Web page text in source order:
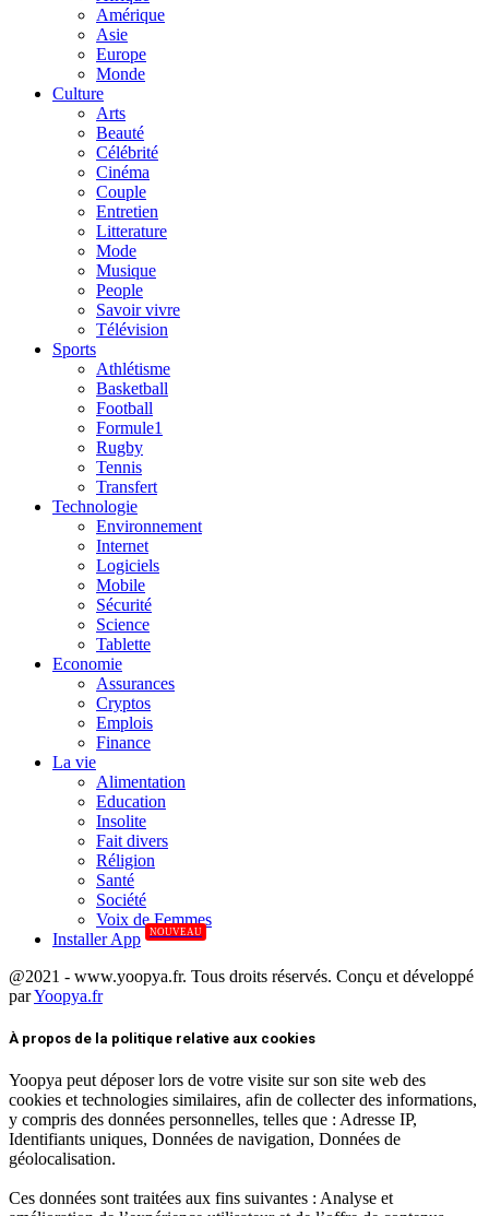
Amérique
Asie
Europe
Monde
Culture
Arts
Beauté
Célébrité
Cinéma
Couple
Entretien
Litterature
Mode
Musique
People
Savoir vivre
Télévision
Sports
Athlétisme
Basketball
Football
Formule1
Rugby
Tennis
Transfert
Technologie
Environnement
Internet
Logiciels
Mobile
Sécurité
Science
Tablette
Economie
Assurances
Cryptos
Emplois
Finance
La vie
Alimentation
Education
Insolite
Fait divers
Réligion
Santé
Société
Voix de Femmes
Installer App
NOUVEAU
@2021 - www.yoopya.fr. Tous droits réservés. Conçu et développé
parYoopya.fr
À propos de la politique relative aux cookies
Yoopya peut déposer lors de votre visite sur son site web des
cookies et technologies similaires, afin de collecter des informations,
y compris des données personnelles, telles que : Adresse IP,
Identifiants uniques, Données de navigation, Données de
géolocalisation.
Ces données sont traitées aux fins suivantes : Analyse et